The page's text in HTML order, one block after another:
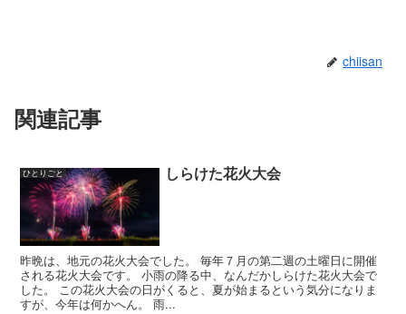
chiisan
関連記事
ひとりごと しらけた花火大会
昨晩は、地元の花火大会でした。 毎年７月の第二週の土曜日に開催
される花火大会です。 小雨の降る中、なんだかしらけた花火大会で
した。 この花火大会の日がくると、夏が始まるという気分になりま
すが、今年は何かへん。 雨...